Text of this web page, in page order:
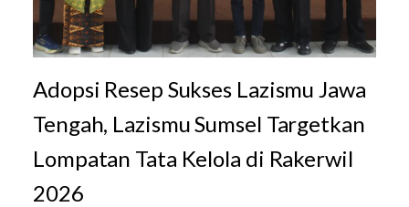
Adopsi Resep Sukses Lazismu Jawa
Tengah, Lazismu Sumsel Targetkan
Lompatan Tata Kelola di Rakerwil
2026